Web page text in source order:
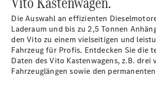
Citan
Kastenwagen
Die Auswahl an effizienten
Laderaum und bis zu 2,5 Tonnen
den Vito zu einem vielseitigen und
Fahrzeug für Profis. Entdecken Sie die
Daten des Vito Kastenwagens, z.B. drei
Fahrzeuglängen sowie den permanenten